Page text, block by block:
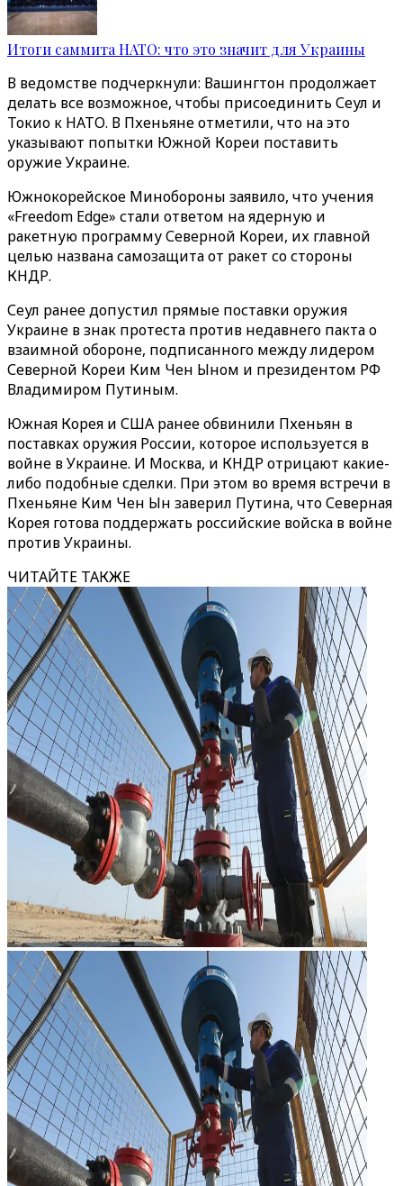
Итоги саммита НАТО: что это значит для Украины
В ведомстве подчеркнули: Вашингтон продолжает
делать все возможное, чтобы присоединить Сеул и
Токио к НАТО. В Пхеньяне отметили, что на это
указывают попытки Южной Кореи поставить
оружие Украине.
Южнокорейское Минобороны заявило, что учения
«Freedom Edge» стали ответом на ядерную и
ракетную программу Северной Кореи, их главной
целью названа самозащита от ракет со стороны
КНДР.
Сеул ранее допустил прямые поставки оружия
Украине в знак протеста против недавнего пакта о
взаимной обороне, подписанного между лидером
Северной Кореи Ким Чен Ыном и президентом РФ
Владимиром Путиным.
Южная Корея и США ранее обвинили Пхеньян в
поставках оружия России, которое используется в
войне в Украине. И Москва, и КНДР отрицают какие-
либо подобные сделки. При этом во время встречи в
Пхеньяне Ким Чен Ын заверил Путина, что Северная
Корея готова поддержать российские войска в войне
против Украины.
ЧИТАЙТЕ ТАКЖЕ